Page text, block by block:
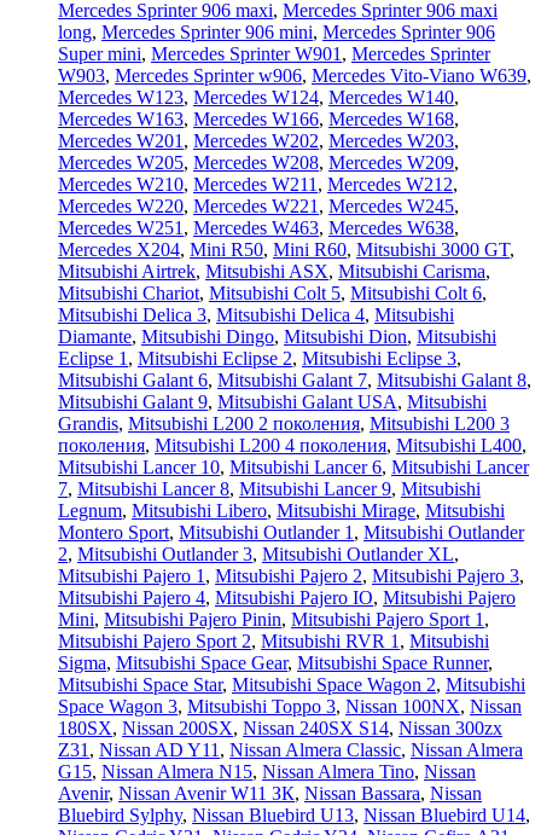
Mercedes Sprinter 906 maxi, Mercedes Sprinter 906 maxi
long, Mercedes Sprinter 906 mini, Mercedes Sprinter 906
Super mini, Mercedes Sprinter W901 , Mercedes Sprinter
W903, Mercedes Sprinter w906, Mercedes Vito-Viano W639,
Mercedes W123, Mercedes W124, Mercedes W140,
Mercedes W163, Mercedes W166, Mercedes W168,
Mercedes W201 , Mercedes W202, Mercedes W203,
Mercedes W205, Mercedes W208, Mercedes W209,
Mercedes W210, Mercedes W211 , Mercedes W212,
Mercedes W220, Mercedes W221 , Mercedes W245,
Mercedes W251 , Mercedes W463, Mercedes W638,
Mercedes X204, Mini R50, Mini R60, Mitsubishi 3000 GT,
Mitsubishi Airtrek, Mitsubishi ASX, Mitsubishi Carisma,
Mitsubishi Chariot, Mitsubishi Colt 5, Mitsubishi Colt 6,
Mitsubishi Delica 3, Mitsubishi Delica 4, Mitsubishi
Diamante, Mitsubishi Dingo, Mitsubishi Dion, Mitsubishi
Eclipse 1 , Mitsubishi Eclipse 2, Mitsubishi Eclipse 3,
Mitsubishi Galant 6, Mitsubishi Galant 7, Mitsubishi Galant 8,
Mitsubishi Galant 9, Mitsubishi Galant USA, Mitsubishi
Grandis, Mitsubishi L200 2 поколения, Mitsubishi L200 3
поколения, Mitsubishi L200 4 поколения, Mitsubishi L400,
Mitsubishi Lancer 10, Mitsubishi Lancer 6, Mitsubishi Lancer
7, Mitsubishi Lancer 8, Mitsubishi Lancer 9, Mitsubishi
Legnum, Mitsubishi Libero, Mitsubishi Mirage, Mitsubishi
Montero Sport, Mitsubishi Outlander 1 , Mitsubishi Outlander
2, Mitsubishi Outlander 3, Mitsubishi Outlander XL,
Mitsubishi Pajero 1 , Mitsubishi Pajero 2, Mitsubishi Pajero 3,
Mitsubishi Pajero 4, Mitsubishi Pajero IO, Mitsubishi Pajero
Mini, Mitsubishi Pajero Pinin, Mitsubishi Pajero Sport 1 ,
Mitsubishi Pajero Sport 2, Mitsubishi RVR 1 , Mitsubishi
Sigma, Mitsubishi Space Gear, Mitsubishi Space Runner,
Mitsubishi Space Star, Mitsubishi Space Wagon 2, Mitsubishi
Space Wagon 3, Mitsubishi Toppo 3, Nissan 100NX, Nissan
180SX, Nissan 200SX, Nissan 240SX S14, Nissan 300zx
Z31 , Nissan AD Y11 , Nissan Almera Classic, Nissan Almera
G15, Nissan Almera N15, Nissan Almera Tino, Nissan
Avenir, Nissan Avenir W11 ЗК, Nissan Bassara, Nissan
Bluebird Sylphy, Nissan Bluebird U13, Nissan Bluebird U14,